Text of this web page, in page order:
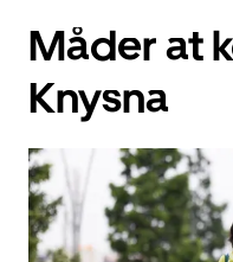
Måder at
Knysna